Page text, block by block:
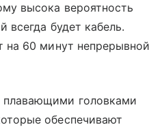
высока вероятность
всегда будет кабель.
на 60 минут непрерывной
головками
обеспечивают